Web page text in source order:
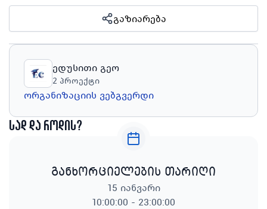
გაზიარება
ედუსითი გეო
2 პროექტი
ორგანიზაციის ვებგვერდი
სად და როდის?
განხორციელების თარიღი
15 იანვარი
10:00:00 - 23:00:00